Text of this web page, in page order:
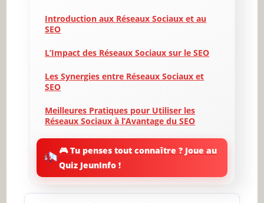
Introduction aux Réseaux Sociaux et au
SEO
L’Impact des Réseaux Sociaux sur le SEO
Les Synergies entre Réseaux Sociaux et
SEO
Meilleures Pratiques pour Utiliser les
Réseaux Sociaux à l’Avantage du SEO
Sociaux et SEO
Analyse des Outils de Gestion des Réseaux
🎮 Tu penses tout connaître ? Joue au
Quiz JeunInfo !